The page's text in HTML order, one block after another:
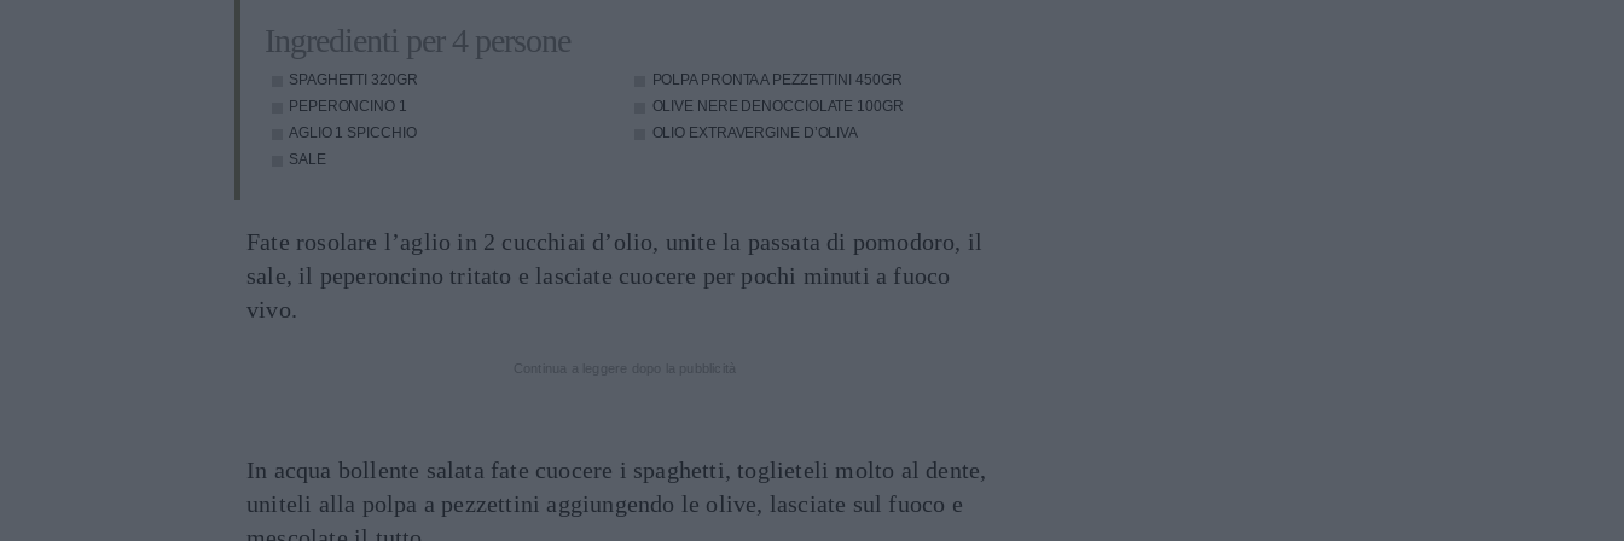
Ingredienti per 4 persone
SPAGHETTI 320GR POLPA PRONTA A PEZZETTINI 450GR
PEPERONCINO 1 OLIVE NERE DENOCCIOLATE 100GR
AGLIO 1 SPICCHIO
OLIO EXTRAVERGINE D’OLIVA
SALE
Fate rosolare l’aglio in 2 cucchiai d’olio, unite la passata di pomodoro, il
sale, il peperoncino tritato e lasciate cuocere per pochi minuti a fuoco
vivo.
In acqua bollente salata fate cuocere i spaghetti, toglieteli molto al dente,
uniteli alla polpa a pezzettini aggiungendo le olive, lasciate sul fuoco e